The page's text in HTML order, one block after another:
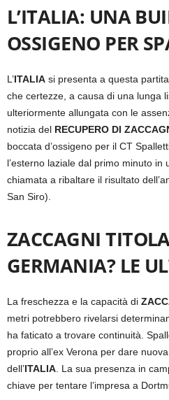
L’ITALIA: UNA
OSSIGENO PER
L’ITALIA si presenta a questa
che certezze, a causa di una lunga
ulteriormente allungata con le
notizia del RECUPERO DI
boccata d’ossigeno per il CT
l’esterno laziale dal primo minuto in
chiamata a ribaltare il risultato
San Siro).
ZACCAGNI
GERMANIA? LE
La freschezza e la capacità di
metri potrebbero rivelarsi
ha faticato a trovare continuità.
proprio all’ex Verona per dare
dell’ITALIA . La sua presenza in
chiave per tentare l’impresa a